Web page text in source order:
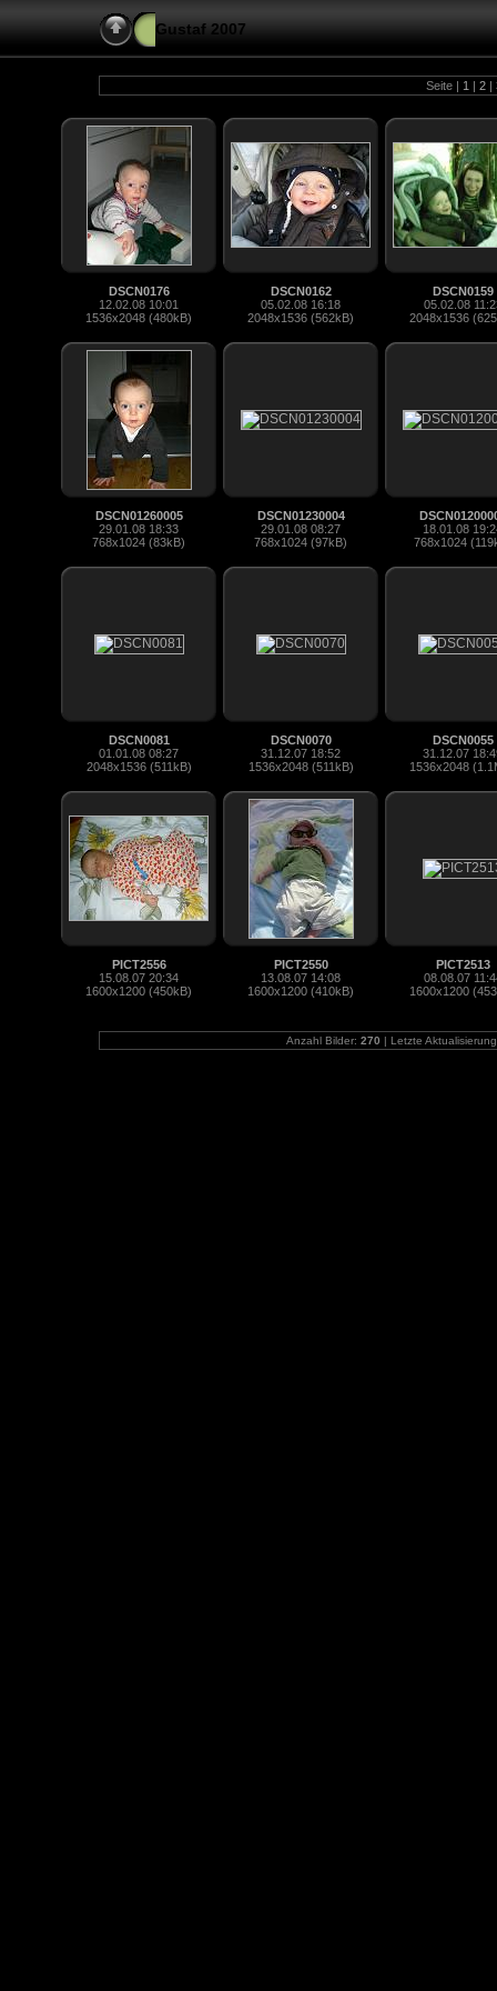
Gustaf 2007
Seite | 1 | 2 |
DSCN0176
12.02.08 10:01
1536x2048 (480kB)
DSCN0162
05.02.08 16:18
2048x1536 (562kB)
DSCN0159
05.02.08
2048x1536
DSCN01260005
29.01.08 18:33
768x1024 (83kB)
DSCN01230004
29.01.08 08:27
768x1024 (97kB)
18.01.08
768x1024
DSCN0081
01.01.08 08:27
2048x1536 (511kB)
DSCN0070
31.12.07 18:52
1536x2048 (511kB)
DSCN0055
31.12.07
1536x2048
PICT2556
15.08.07 20:34
1600x1200 (450kB)
PICT2550
13.08.07 14:08
1600x1200 (410kB)
PICT2513
08.08.07
1600x1200
Anzahl Bilder: 270 | Letzte